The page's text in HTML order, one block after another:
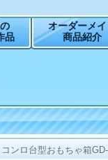
品
オーダーメ
商品紹介
コンロ台型おもちゃ箱